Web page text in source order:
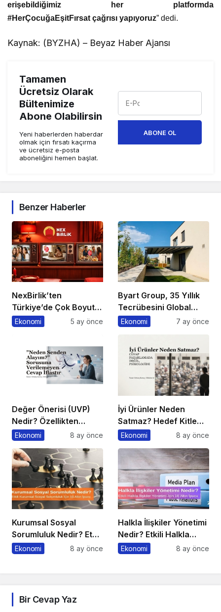
erişebildiğimiz her platformda
#HerÇocuğaEşitFırsat çağrısı yapıyoruz” dedi.
Kaynak: (BYZHA) – Beyaz Haber Ajansı
Tamamen
Ücretsiz Olarak
Bültenimize
Abone Olabilirsin
Yeni haberlerden haberdar
olmak için fırsatı kaçırma
ve ücretsiz e-posta
aboneliğini hemen başlat.
ABONE OL
Benzer Haberler
NexBirlik’ten
Türkiye’de Çok Boyutlu
Marka Hamlesi
Ekonomi 5 ay önce
Byart Group, 35 Yıllık
Tecrübesini Global
Başarıya Dönüştürüyor
Ekonomi 7 ay önce
Değer Önerisi (UVP)
Nedir? Özellikten
Faydaya Geçiş
Ekonomi 8 ay önce
İyi Ürünler Neden
Satmaz? Hedef Kitle
Yanılgısı
Ekonomi 8 ay önce
Kurumsal Sosyal
Sorumluluk Nedir? Etkili
Kurumsal Sosyal
Ekonomi 8 ay önce
Halkla İlişkiler Yönetimi
Nedir? Etkili Halkla
İlişkiler Yönetimi İçin 10
Ekonomi 8 ay önce
Bir Cevap Yaz